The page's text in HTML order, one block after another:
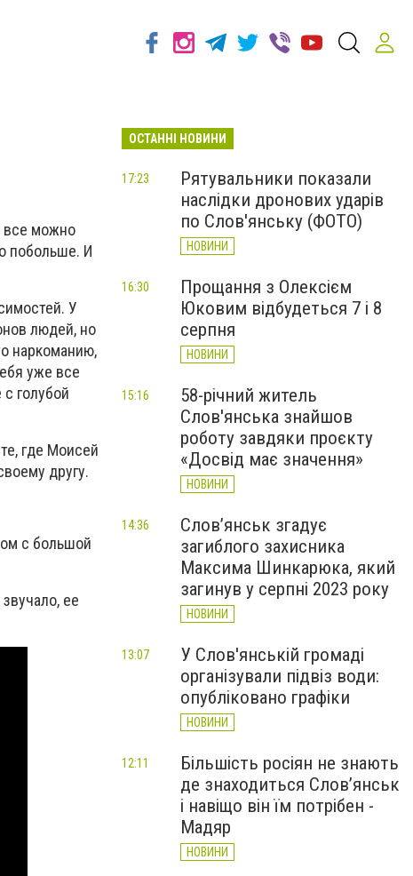
все можно
побольше. И
У
людей, но
наркоманию,
уже все
голубой
где Моисей
другу.
с большой
ее
ОСТАННІ НОВИНИ
Рятувальники показали
наслідки дронових ударів
по Слов'янську (ФОТО)
НОВИНИ
17:23
Прощання з Олексієм
Юковим відбудеться 7 і 8
серпня
НОВИНИ
16:30
58-річний житель
Слов'янська знайшов
роботу завдяки проєкту
«Досвід має значення»
НОВИНИ
15:16
Слов’янськ згадує
загиблого захисника
Максима Шинкарюка, який
загинув у серпні 2023 року
НОВИНИ
14:36
У Слов'янській громаді
організували підвіз води:
опубліковано графіки
НОВИНИ
13:07
Більшість росіян не знають
де знаходиться Слов’янськ
і навіщо він їм потрібен -
Мадяр
НОВИНИ
12:11